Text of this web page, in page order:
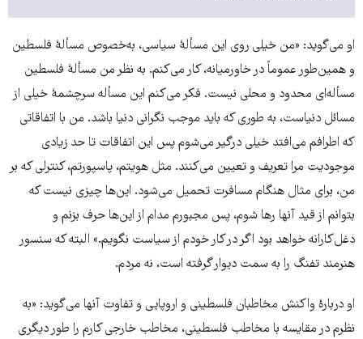
او می‌گوید: «من خیلی روی این مسألۀ سیاسی، به‌خصوص مسألۀ فلسطین
و همین‌طور عموماً در خاورمیانه، کار می‌کنم. به نظر من مسألۀ فلسطین
مسأله‌ای محدود و محلی نیست. فکر می‌کنم این مسأله سرچشمۀ خیلی از
مسائل دنیاست، به طوری که باید موجب نگرانی دنیا باشد. من با اتفاقاتی
که اطرافم می‌افتد خیلی درگیر می‌شوم پس این اتفاقات تا حد زیادی
موجودیت مرا تعریف و تعیین می‌کنند. مثل هویتم، پاسپورتم، کنترلی که بر
من، برای مثال هنگام مسافرت تحمیل می‌شود. این‌ها چیزی نیست که
بتوانم از قید آنها رها شوم، پس مجبورم مدام از این‌ها حرف بزنم و
دغل‌کارانه خواهد بود اگر در کار خودم از سیاست نگویم.» البته که سنسور
هنرمند تفنگ را به سمت دیوار گرفته است، نه مردم.
او دربارۀ واکنش مخاطبان فلسطینی و اروپایی و تفاوت آنها می‌گوید: «به
نظرم در مقایسه با مخاطب فلسطینی، مخاطب خارجی کارم را طور دیگری